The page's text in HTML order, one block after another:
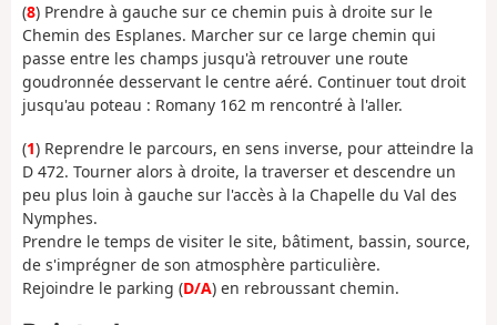
(8) Prendre à gauche sur ce chemin puis à droite sur le
Chemin des Esplanes. Marcher sur ce large chemin qui
passe entre les champs jusqu'à retrouver une route
goudronnée desservant le centre aéré. Continuer tout droit
jusqu'au poteau : Romany 162 m rencontré à l'aller.
(1) Reprendre le parcours, en sens inverse, pour atteindre la
D 472. Tourner alors à droite, la traverser et descendre un
peu plus loin à gauche sur l'accès à la Chapelle du Val des
Nymphes.
Prendre le temps de visiter le site, bâtiment, bassin, source,
de s'imprégner de son atmosphère particulière.
Rejoindre le parking (D/A) en rebroussant chemin.